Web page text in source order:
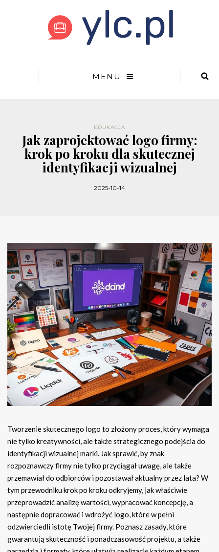
MENU
EDUKACJA
Jak zaprojektować logo firmy:
krok po kroku dla skutecznej
identyfikacji wizualnej
2025-10-14
Tworzenie skutecznego logo to złożony proces, który wymaga
nie tylko kreatywności, ale także strategicznego podejścia do
identyfikacji wizualnej marki. Jak sprawić, by znak
rozpoznawczy firmy nie tylko przyciągał uwagę, ale także
przemawiał do odbiorców i pozostawał aktualny przez lata? W
tym przewodniku krok po kroku odkryjemy, jak właściwie
przeprowadzić analizę wartości, wypracować koncepcję, a
następnie dopracować i wdrożyć logo, które w pełni
odzwierciedli istotę Twojej firmy. Poznasz zasady, które
gwarantują skuteczność i ponadczasowość projektu, a także